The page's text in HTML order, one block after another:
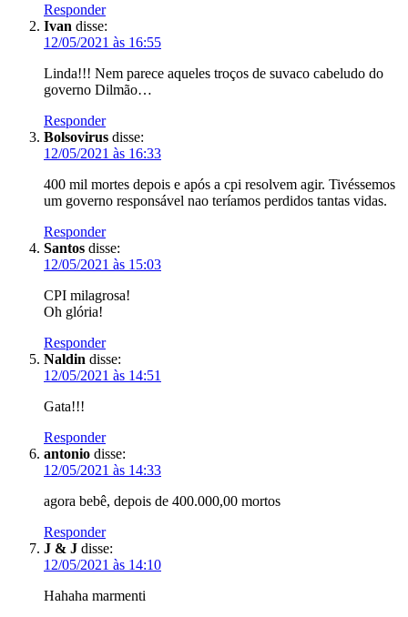
Responder
Ivan disse:
12/05/2021 às 16:55
Linda!!! Nem parece aqueles troços de suvaco cabeludo do
governo Dilmão…
Responder
Bolsovirus disse:
12/05/2021 às 16:33
400 mil mortes depois e após a cpi resolvem agir. Tivéssemos
um governo responsável nao teríamos perdidos tantas vidas.
Responder
Santos disse:
12/05/2021 às 15:03
CPI milagrosa!
Oh glória!
Responder
Naldin disse:
12/05/2021 às 14:51
Gata!!!
Responder
antonio disse:
12/05/2021 às 14:33
agora bebê, depois de 400.000,00 mortos
Responder
J & J disse:
12/05/2021 às 14:10
Hahaha marmenti